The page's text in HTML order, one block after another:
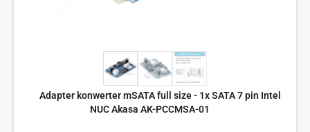
Adapter konwerter mSATA full size - 1x SATA 7 pin Intel
NUC Akasa AK-PCCMSA-01